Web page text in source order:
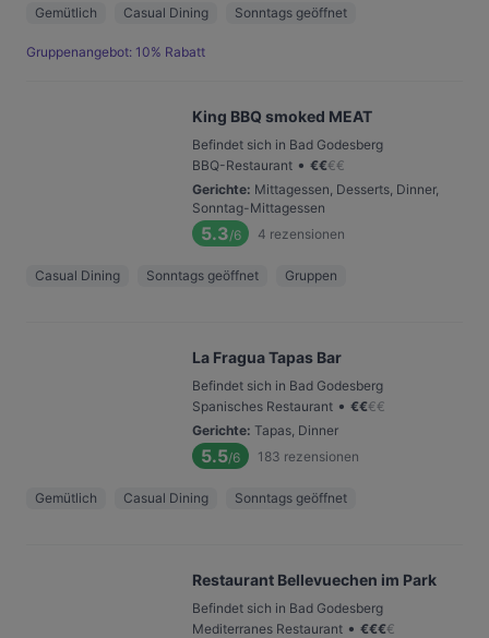
Gemütlich Casual Dining Sonntags geöffnet
Gruppenangebot: 10% Rabatt
King BBQ smoked MEAT
Befindet sich in Bad Godesberg
BBQ-Restaurant • €€€€
Gerichte: Mittagessen, Desserts, Dinner,
Sonntag-Mittagessen
5.3/6 4 rezensionen
Casual Dining Sonntags geöffnet Gruppen
La Fragua Tapas Bar
Befindet sich in Bad Godesberg
Spanisches Restaurant • €€€€
Gerichte: Tapas, Dinner
5.5/6 183 rezensionen
Gemütlich Casual Dining Sonntags geöffnet
Restaurant Bellevuechen im Park
Befindet sich in Bad Godesberg
Mediterranes Restaurant • €€€€